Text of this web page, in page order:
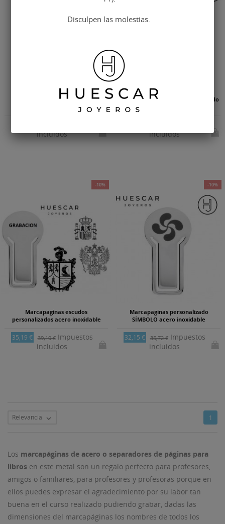
Separadores de páginas para
incluidos
Separador de páginas personalizado
incluidos
-10%
Marcapaginas escudos
personalizados acero inoxidable
35,19 € 39,10 €Impuestos
incluidos
-10%
Marcapaginas personalizado
SÍMBOLO acero inoxidable
32,15 € 35,72 €Impuestos
incluidos
Relevancia  1
Los marcapáginas de acero o separadores de páginas para
libros en este metal son un regalo perfecto para profesores,
amigos o familiares, para profesores y profesoras porque en
ellos puedes expresar el agradecimiento por su labor tan
buena en el curso realizado pudiendo grabar, dadas las
dimensiones del marcapáginas los nombres de todos los
Disculpen las molestias.